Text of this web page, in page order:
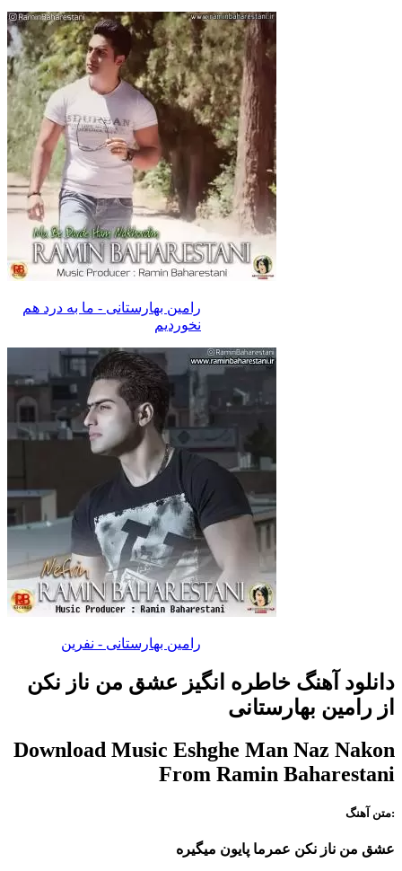
رامین بهارستانی - ما به درد هم
نخوردیم
رامین بهارستانی - نفرین
دانلود آهنگ خاطره انگیز عشق من ناز نکن
از رامین بهارستانی
Download Music Eshghe Man Naz Nakon
From Ramin Baharestani
متن آهنگ:
عشق من ناز نکن عمرما پایون میگیره